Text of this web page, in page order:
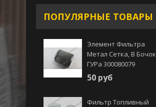
ПОПУЛЯРНЫЕ ТОВАРЫ
Элемент Фильтра
Метал Сетка, В Бочок
ГУРа 300080079
50 руб
Фильтр Топливный